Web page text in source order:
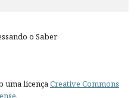
o Saber
uma licençaCreative Commons